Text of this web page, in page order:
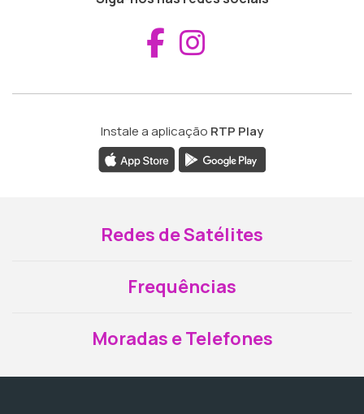
Aceder ao
Instale a aplicação RTP Play
Redes de Satélites
Frequências
Moradas e Telefones